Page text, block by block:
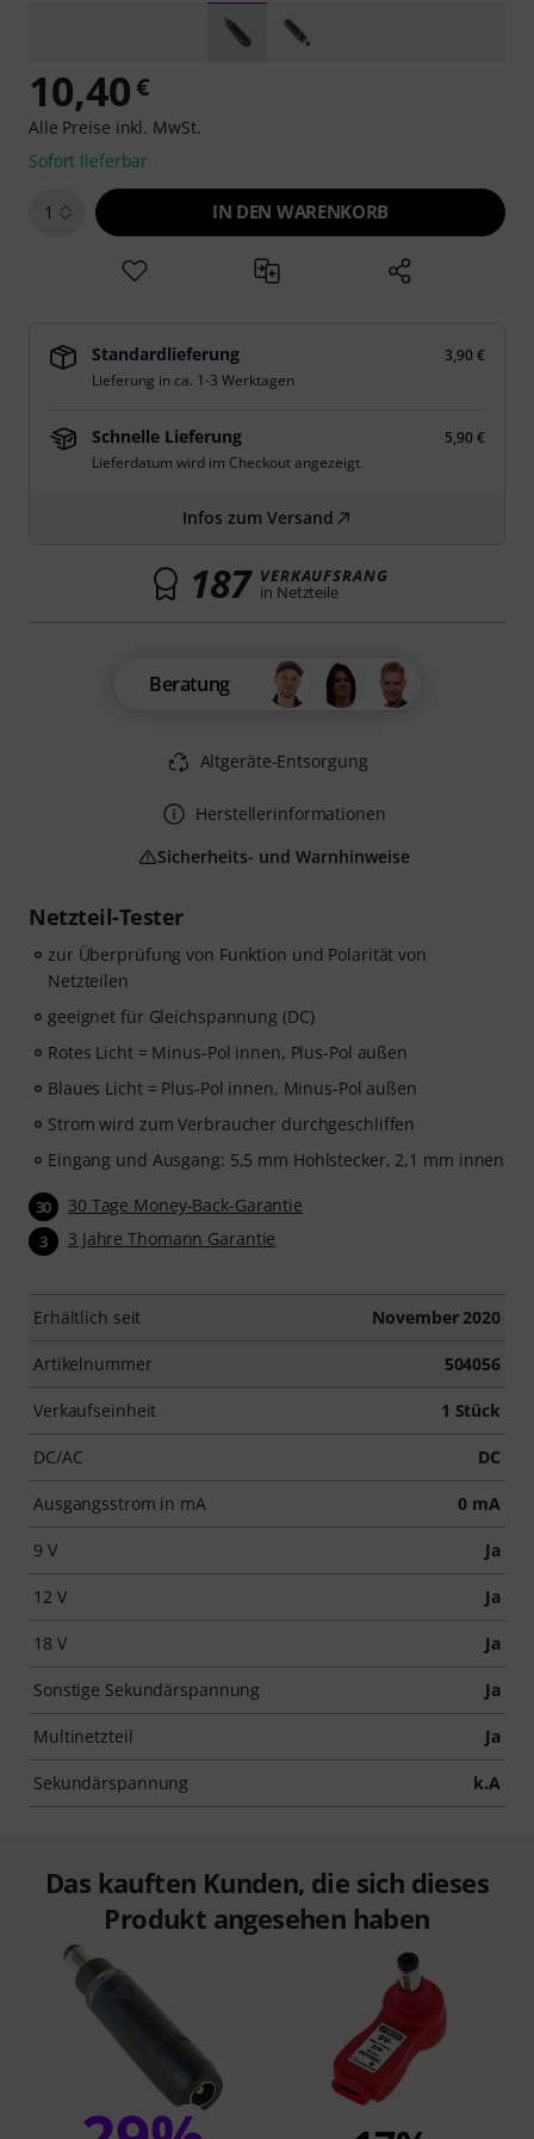
Netzteil-Tester
zur Überprüfung von Funktion und Polarität von
Netzteilen
geeignet für Gleichspannung (DC)
Rotes Licht = Minus-Pol innen, Plus-Pol außen
Blaues Licht = Plus-Pol innen, Minus-Pol außen
Strom wird zum Verbraucher durchgeschliffen
Eingang und Ausgang: 5,5 mm Hohlstecker, 2,1 mm innen
30 30 Tage Money-Back-Garantie
3 3 Jahre Thomann Garantie
Erhältlich seit November 2020
Artikelnummer 504056
Verkaufseinheit 1 Stück
DC/AC DC
Ausgangsstrom in mA 0 mA
9 V Ja
12 V Ja
18 V Ja
Sonstige Sekundärspannung Ja
Multinetzteil Ja
Sekundärspannung k.A
10,40€
Alle Preise inkl. MwSt.
Sofort lieferbar
1 IN DEN WARENKORB
Standardlieferung
3,90 €
Lieferung in ca. 1-3 Werktagen
Schnelle Lieferung
5,90 €
Lieferdatum wird im Checkout angezeigt.
Infos zum Versand
187 VERKAUFSRANG
in Netzteile
Beratung
Altgeräte-Entsorgung
Herstellerinformationen
Sicherheits- und Warnhinweise
Das kauften Kunden, die sich dieses
Produkt angesehen haben